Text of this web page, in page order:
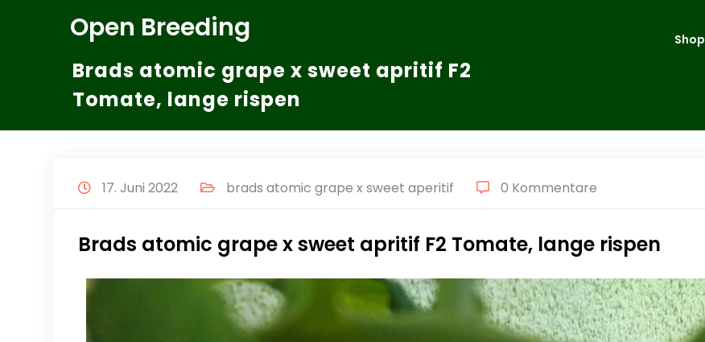
Open Breeding Shop
Brads atomic grape x sweet apritif F2
Tomate, lange rispen
17. Juni 2022 brads atomic grape x sweet aperitif 0 Kommentare
Brads atomic grape x sweet apritif F2 Tomate, lange rispen